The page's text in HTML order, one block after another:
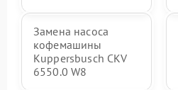
Замена насоса
кофемашины
Kuppersbusch CKV
6550.0 W8